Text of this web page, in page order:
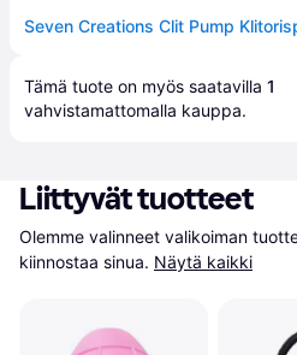
Seven Creations Clit Pump
Tämä tuote on myös saatavilla 1
vahvistamattomalla kauppa.
Liittyvät tuotteet
Olemme valinneet valikoiman
kiinnostaa sinua. Näytä kaikki